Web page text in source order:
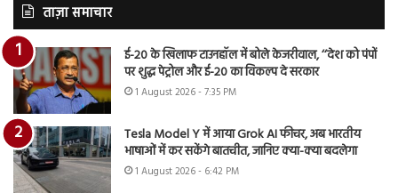
ताज़ा समाचार
ई-20 के खिलाफ टाउनहॉल में बोले केजरीवाल, ‘‘देश को पंपों
पर शुद्ध पेट्रोल और ई-20 का विकल्प दे सरकार
1 August 2026 - 7:35 PM
Tesla Model Y में आया Grok AI फीचर, अब भारतीय
भाषाओं में कर सकेंगे बातचीत, जानिए क्या-क्या बदलेगा
1 August 2026 - 6:42 PM